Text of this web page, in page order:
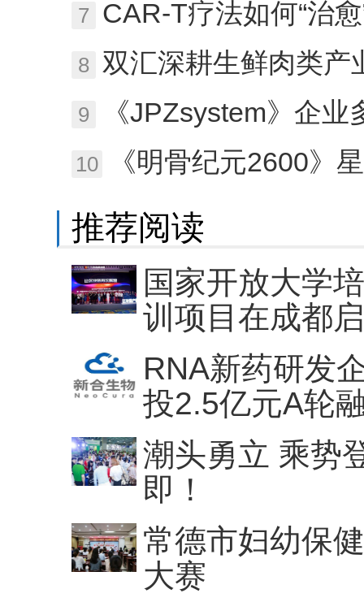
7 CAR-T疗法如何“治愈”
8 双汇深耕生鲜肉类产业
9 《JPZsystem》企
10 《明骨纪元2600》星
推荐阅读
国家开放大学
训项目在成都
RNA新药研发
投2.5亿元A轮
潮头勇立 乘势
即！
常德市妇幼保
大赛